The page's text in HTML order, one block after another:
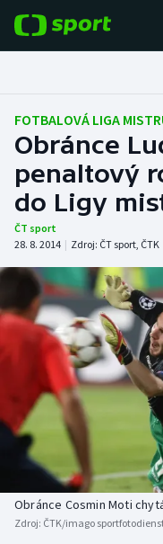
Fotbal
Hokej
Tenis
Atletika
Cyklistika
DALŠÍ SPORTY
Americký fotbal
Baseball a softbal
Basketbal
Biatlon
NEPŘEHLÉDNĚTE
Soutěže
Historické návraty
Aplikace ČT sport
FOTBALOVÁ LIGA
Obránce
penaltový
do Ligy
ČT sport
28. 8. 2014 | Zdroj: ČT sport, ČTK
Obránce Cosmin Moti
Zdroj: ČTK/imago